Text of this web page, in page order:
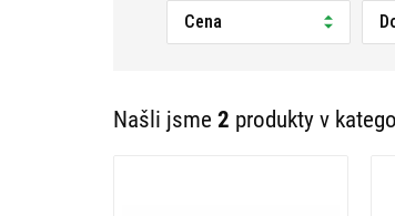
Cena
Našli jsme 2 produkty v